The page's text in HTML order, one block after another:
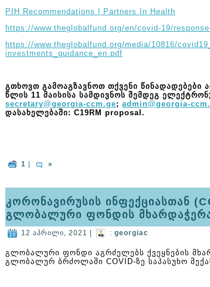
PIH Recommendations | Partners In Health
https://www.theglobalfund.org/en/covid-19/
https://www.theglobalfund.org/media/10816/
investments_guidance_en.pdf
გთხოვთ გამოაგზავნოთ თქვენი წინადადებები
წლის 11 მაისისა სამდივნოს შემდეგ
secretary@georgia-ccm.ge; admin@georgia-
დასახელებაში: C19RM proposal.
1 | »
კორონავირუსის ინფექციასთან
გლობალური ფონდის
12 აპრილი, 2021 | : georgiac
გლობალური ფონდი აგრძელებს ქვეყნების
გლობალურ ბრძოლაში COVID-ზე საპასუხო